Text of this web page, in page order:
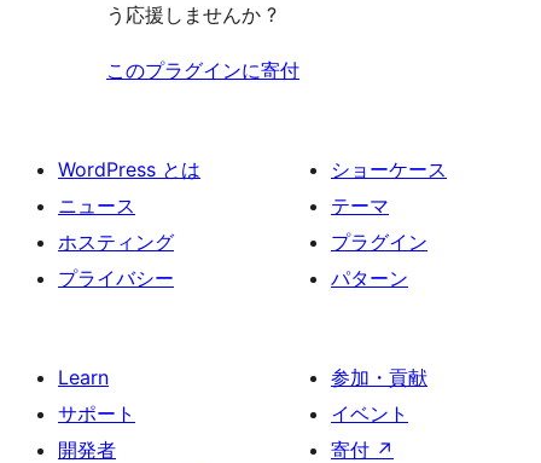
う応援しませんか ?
このプラグインに寄付
WordPress とは
ニュース
ホスティング
プライバシー
ショーケース
テーマ
プラグイン
パターン
Learn
サポート
開発者
参加・貢献
イベント
寄付 ↗